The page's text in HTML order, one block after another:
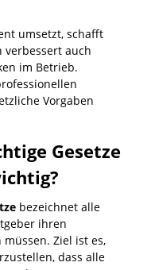
umsetzt, schafft
verbessert auch
im Betrieb.
Vorgaben
Gesetze
bezeichnet alle
ihren
Ziel ist es,
dass alle